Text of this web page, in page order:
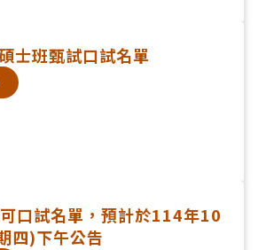
士班甄試口試名單
口試名單，預計於114年10
四)下午公告